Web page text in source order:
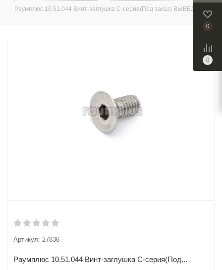
Раумплюс 10.51.044 Винт-заглушка С-серия(Под заказ) ВЫВЕДЕНО
Артикул: 27836
Раумплюс 10.51.044 Винт-заглушка С-серия(Под...
0
0